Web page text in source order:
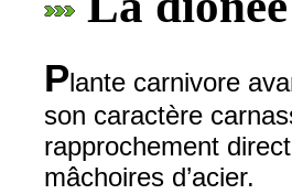
Plante carnivore
son caractère
rapprochement
mâchoires d’acier.